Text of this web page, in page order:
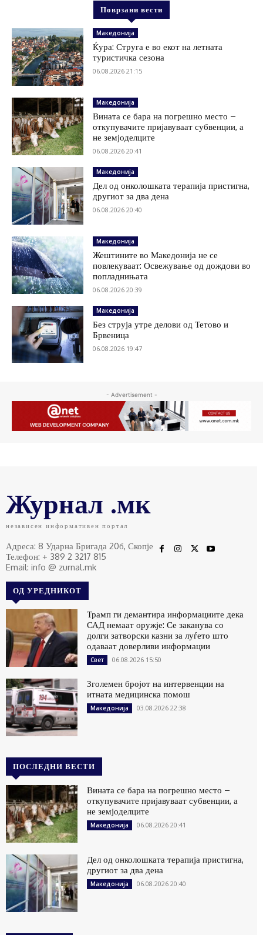
Поврзани вести
Македонија
Ќура: Струга е во екот на летната
туристичка сезона
06.08.2026 21:15
Македонија
Вината се бара на погрешно место –
откупувачите пријавуваат субвенции, а
не земјоделците
06.08.2026 20:41
Македонија
Дел од онколошката терапија пристигна,
другиот за два дена
06.08.2026 20:40
Македонија
Жештините во Македонија не се
повлекуваат: Освежување од дождови во
попладнињата
06.08.2026 20:39
Македонија
Без струја утре делови од Тетово и
Брвеница
06.08.2026 19:47
- Advertisement -
Журнал .мк
независен информативен портал
Адреса: 8 Ударна Бригада 20б, Скопје
Телефон: + 389 2 3217 815
Email: info @ zurnal.mk
ОД УРЕДНИКОТ
Трамп ги демантира информациите дека
САД немаат оружје: Се заканува со
долги затворски казни за луѓето што
одаваат доверливи информации
Свет 06.08.2026 15:50
Зголемен бројот на интервенции на
итната медицинска помош
Македонија 03.08.2026 22:38
ПОСЛЕДНИ ВЕСТИ
Вината се бара на погрешно место –
откупувачите пријавуваат субвенции, а
не земјоделците
Македонија 06.08.2026 20:41
Дел од онколошката терапија пристигна,
другиот за два дена
Македонија 06.08.2026 20:40